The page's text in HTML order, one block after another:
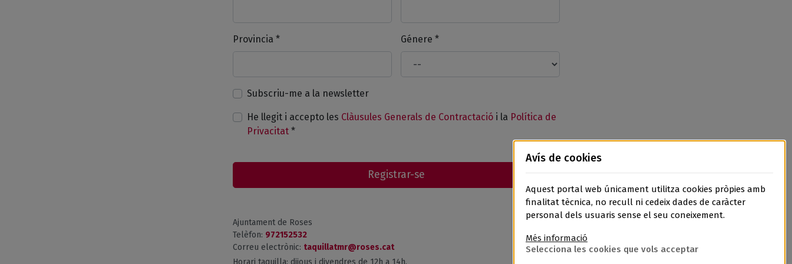
Provincia * Génere *
Subscriu-me a la newsletter
He llegit i accepto les Clàusules Generals de Contractació i la Política de
Privacitat *
Registrar-se
Ajuntament de Roses
Telèfon: 972152532
Correu electrònic: taquillatmr@roses.cat
Avís de cookies
Aquest portal web únicament utilitza cookies pròpies amb
finalitat tècnica, no recull ni cedeix dades de caràcter
personal dels usuaris sense el seu coneixement.
Més informació
Selecciona les cookies que vols acceptar